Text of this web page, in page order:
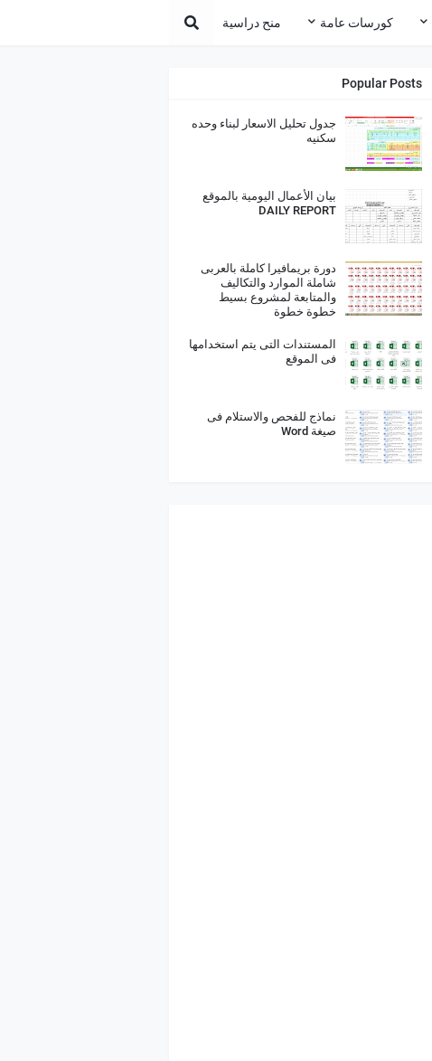
كورسات عامة منح دراسية
Popular Posts
جدول تحليل الاسعار لبناء وحده
سكنيه
بيان الأعمال اليومية بالموقع
DAILY REPORT
دورة بريمافيرا كاملة بالعربى
شاملة الموارد والتكاليف
والمتابعة لمشروع بسيط
خطوة خطوة
المستندات التى يتم استخدامها
فى الموقع
نماذج للفحص والاستلام فى
صيغة Word